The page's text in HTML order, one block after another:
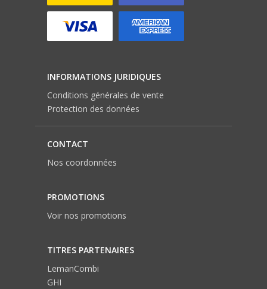
INFORMATIONS JURIDIQUES
Conditions générales de vente
Protection des données
CONTACT
Nos coordonnées
PROMOTIONS
Voir nos promotions
TITRES PARTENAIRES
LemanCombi
GHI